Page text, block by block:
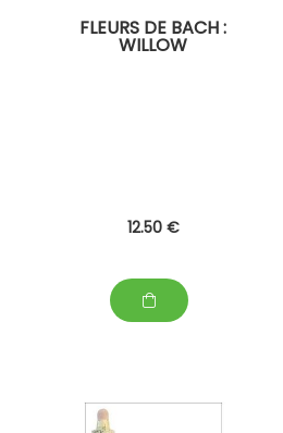
FLEURS DE BACH :
WILLOW
12.50 €